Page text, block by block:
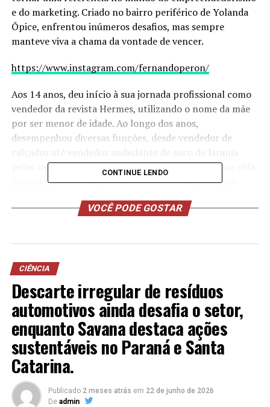
e do marketing. Criado no bairro periférico de Yolanda
Ópice, enfrentou inúmeros desafios, mas sempre
manteve viva a chama da vontade de vencer.
https://www.instagram.com/fernandoperon/
Aos 14 anos, deu início à sua jornada profissional como
vendedor da revista Hermes, utilizando o nome da mãe
por ser menor de idade. Ao longo dos anos,
desempenhou diversas funções, desde vendedor de
pelas ruas de Pitangueiras, no interior paulista. Sua vida
nômade, permeada por constantes mudanças entre
oportunidades em meio às adversidades.
CONTINUE LENDO
VOCÊ PODE GOSTAR
CIÊNCIA
Descarte irregular de resíduos
automotivos ainda desafia o setor,
enquanto Savana destaca ações
sustentáveis no Paraná e Santa
Catarina.
Publicado 2 meses atrás em 22 de junho de 2026
De admin